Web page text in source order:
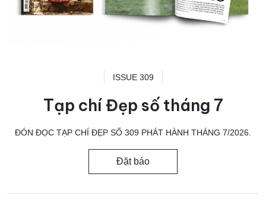
ISSUE 309
Tạp chí Đẹp số tháng 7
ĐÓN ĐỌC TẠP CHÍ ĐẸP SỐ 309 PHÁT HÀNH THÁNG 7/2026.
Đặt báo